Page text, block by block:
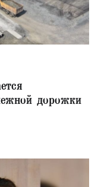
дорожки